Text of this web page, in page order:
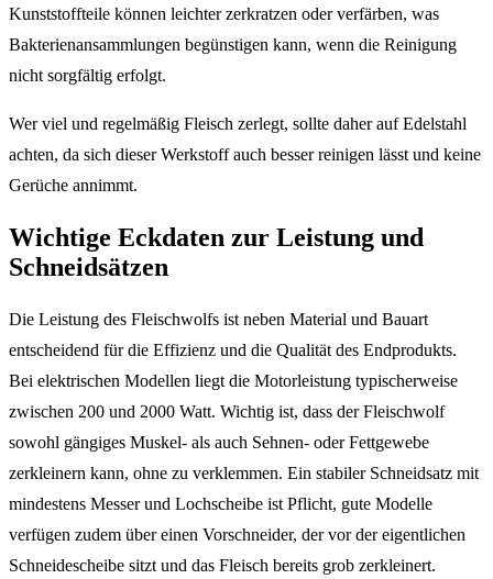
Kunststoffteile können leichter zerkratzen oder verfärben, was
Bakterienansammlungen begünstigen kann, wenn die Reinigung
nicht sorgfältig erfolgt.
Wer viel und regelmäßig Fleisch zerlegt, sollte daher auf Edelstahl
achten, da sich dieser Werkstoff auch besser reinigen lässt und keine
Gerüche annimmt.
Wichtige Eckdaten zur Leistung und
Schneidsätzen
Die Leistung des Fleischwolfs ist neben Material und Bauart
entscheidend für die Effizienz und die Qualität des Endprodukts.
Bei elektrischen Modellen liegt die Motorleistung typischerweise
zwischen 200 und 2000 Watt. Wichtig ist, dass der Fleischwolf
sowohl gängiges Muskel- als auch Sehnen- oder Fettgewebe
zerkleinern kann, ohne zu verklemmen. Ein stabiler Schneidsatz mit
mindestens Messer und Lochscheibe ist Pflicht, gute Modelle
verfügen zudem über einen Vorschneider, der vor der eigentlichen
Schneidescheibe sitzt und das Fleisch bereits grob zerkleinert.